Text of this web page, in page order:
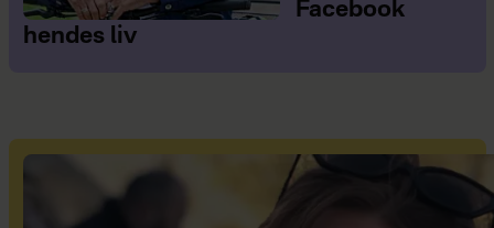
Facebook
hendes liv